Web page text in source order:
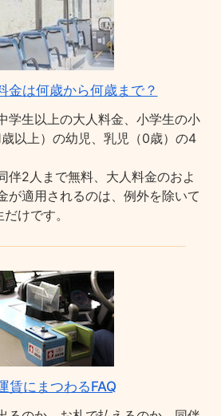
金は何歳から何歳まで？
学生以上の大人料金、小学生の小
以上）の幼児、乳児（0歳）の4
伴2人まで無料、大人料金のおよ
が適用されるのは、例外を除いて
けです。
賃にまつわるFAQ